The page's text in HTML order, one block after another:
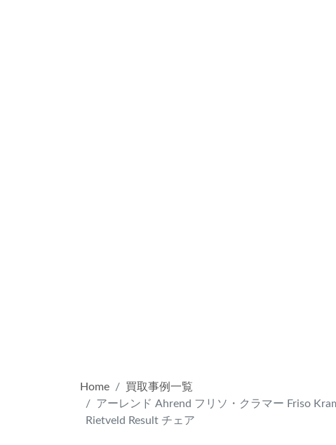
Home
買取事例一覧
アーレンド Ahrend フリソ・クラマー Friso
Rietveld Result チェア